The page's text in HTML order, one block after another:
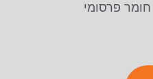
פרסומי